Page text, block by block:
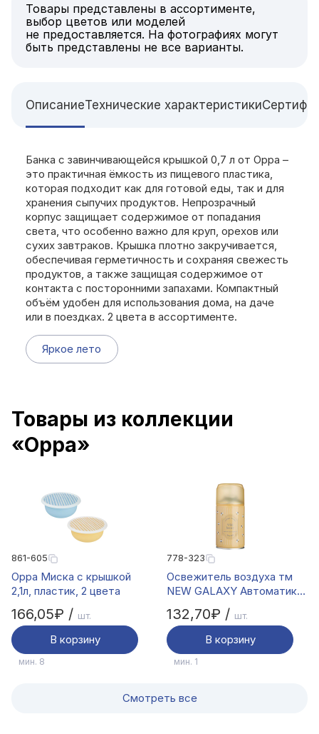
Товары представлены в ассортименте,
выбор цветов или моделей
не предоставляется. На фотографиях могут
быть представлены не все варианты.
ОписаниеТехнические характеристики
Банка с завинчивающейся крышкой 0,7 л от Орра –
это практичная ёмкость из пищевого пластика,
которая подходит как для готовой еды, так и для
хранения сыпучих продуктов. Непрозрачный
корпус защищает содержимое от попадания
света, что особенно важно для круп, орехов или
сухих завтраков. Крышка плотно закручивается,
обеспечивая герметичность и сохраняя свежесть
продуктов, а также защищая содержимое от
контакта с посторонними запахами. Компактный
объём удобен для использования дома, на даче
или в поездках. 2 цвета в ассортименте.
Яркое лето
Товары из коллекции
«Орра»
861-605
Орра Миска с крышкой
2,1л, пластик, 2 цвета
166,05₽ / шт.
В корзину
мин. 8
778-323
Освежитель воздуха тм
NEW GALAXY Автоматик
Cottage garden 250мл, Wild
Honey
132,70₽ / шт.
В корзину
мин. 1
Смотреть все